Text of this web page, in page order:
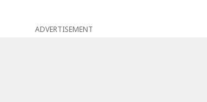
ADVERTISEMENT